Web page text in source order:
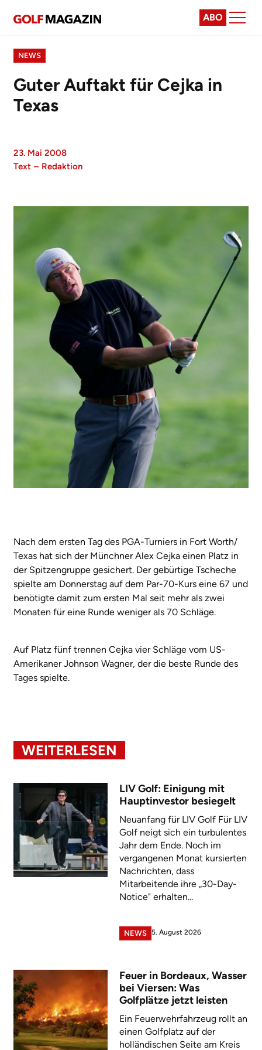
ABO
NEWS
Guter Auftakt für Cejka in
Texas
23. Mai 2008
Text – Redaktion
Nach dem ersten Tag des PGA-Turniers in Fort Worth/
Texas hat sich der Münchner Alex Cejka einen Platz in
der Spitzengruppe gesichert. Der gebürtige Tscheche
spielte am Donnerstag auf dem Par-70-Kurs eine 67 und
benötigte damit zum ersten Mal seit mehr als zwei
Monaten für eine Runde weniger als 70 Schläge.
Auf Platz fünf trennen Cejka vier Schläge vom US-
Amerikaner Johnson Wagner, der die beste Runde des
Tages spielte.
WEITERLESEN
LIV Golf: Einigung mit
Hauptinvestor besiegelt
Neuanfang für LIV Golf Für LIV
Golf neigt sich ein turbulentes
Jahr dem Ende. Noch im
vergangenen Monat kursierten
Nachrichten, dass
Mitarbeitende ihre „30-Day-
Notice" erhalten...
NEWS 5. August 2026
Feuer in Bordeaux, Wasser
bei Viersen: Was
Golfplätze jetzt leisten
Ein Feuerwehrfahrzeug rollt an
einen Golfplatz auf der
holländischen Seite am Kreis